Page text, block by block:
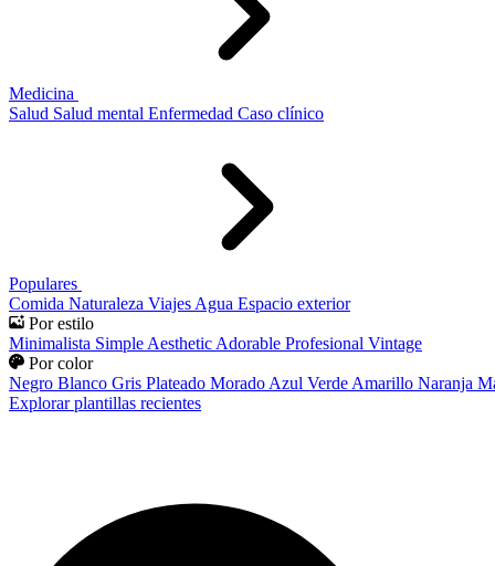
Medicina
Salud Salud mental Enfermedad Caso clínico
Populares
Comida Naturaleza Viajes Agua Espacio exterior
Por estilo
Minimalista Simple Aesthetic Adorable Profesional Vintage
Por color
Negro Blanco Gris Plateado Morado Azul Verde Amarillo Naranja
Explorar plantillas recientes